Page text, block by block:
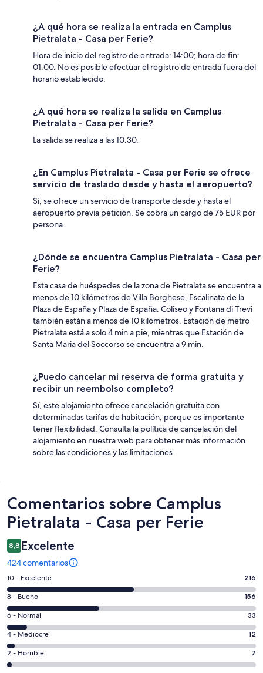
¿A qué hora se realiza la entrada en Camplus
Pietralata - Casa per Ferie?
Hora de inicio del registro de entrada: 14:00; hora de fin:
01:00. No es posible efectuar el registro de entrada fuera del
horario establecido.
¿A qué hora se realiza la salida en Camplus
Pietralata - Casa per Ferie?
La salida se realiza a las 10:30.
¿En Camplus Pietralata - Casa per Ferie se ofrece
servicio de traslado desde y hasta el aeropuerto?
Sí, se ofrece un servicio de transporte desde y hasta el
aeropuerto previa petición. Se cobra un cargo de 75 EUR por
persona.
¿Dónde se encuentra Camplus Pietralata - Casa per
Ferie?
Esta casa de huéspedes de la zona de Pietralata se encuentra a
menos de 10 kilómetros de Villa Borghese, Escalinata de la
Plaza de España y Plaza de España. Coliseo y Fontana di Trevi
también están a menos de 10 kilómetros. Estación de metro
Pietralata está a solo 4 min a pie, mientras que Estación de
Santa Maria del Soccorso se encuentra a 9 min.
¿Puedo cancelar mi reserva de forma gratuita y
recibir un reembolso completo?
Sí, este alojamiento ofrece cancelación gratuita con
determinadas tarifas de habitación, porque es importante
tener flexibilidad. Consulta la política de cancelación del
alojamiento en nuestra web para obtener más información
sobre las condiciones y las limitaciones.
Comentarios
Comentarios sobre Camplus
Pietralata - Casa per Ferie
8,8 Excelente
424 comentarios
216
comentarios
de
un
total
de
424
con
10 - Excelente 216
156
comentarios
de
un
total
de
8 - Bueno 156
33
comentarios
de
un
total
6 - Normal 33
12
comentarios
de
4 - Mediocre 12
7
comentarios
2 - Horrible 7